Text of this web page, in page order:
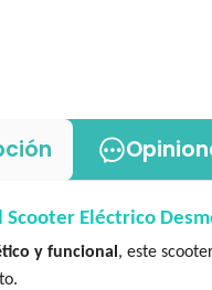
Scooter Eléctrico
y funcional , este